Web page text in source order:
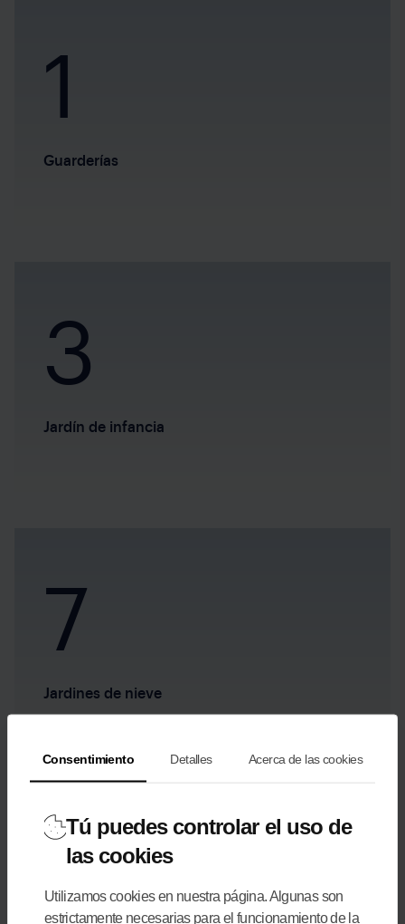
Consentimiento Detalles Acerca de las cookies
Tú puedes controlar el uso de
las cookies
Utilizamos cookies en nuestra página. Algunas son
estrictamente necesarias para el funcionamiento de la
1
Guarderías
3
Jardín de infancia
7
Jardines de nieve
+20